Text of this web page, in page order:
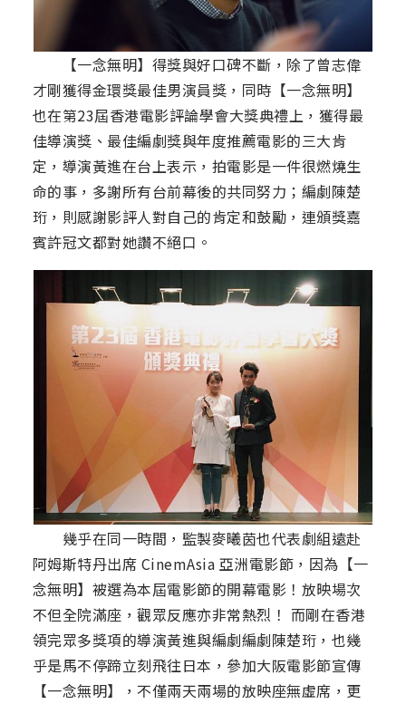
【一念無明】得獎與好口碑不斷，除了曾志偉
才剛獲得金環獎最佳男演員獎，同時【一念無明】
也在第23屆香港電影評論學會大獎典禮上，獲得最
佳導演獎、最佳編劇獎與年度推薦電影的三大肯
定，導演黃進在台上表示，拍電影是一件很燃燒生
命的事，多謝所有台前幕後的共同努力；編劇陳楚
珩，則感謝影評人對自己的肯定和鼓勵，連頒獎嘉
賓許冠文都對她讚不絕口。
幾乎在同一時間，監製麥曦茵也代表劇組遠赴
阿姆斯特丹出席 CinemAsia 亞洲電影節，因為【一
念無明】被選為本屆電影節的開幕電影！放映場次
不但全院滿座，觀眾反應亦非常熱烈！ 而剛在香港
領完眾多獎項的導演黃進與編劇編劇陳楚珩，也幾
乎是馬不停蹄立刻飛往日本，參加大阪電影節宣傳
【一念無明】，不僅兩天兩場的放映座無虛席，更